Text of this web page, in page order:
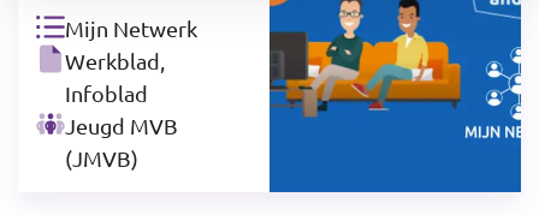
Mijn Netwerk
Werkblad,
Infoblad
Jeugd MVB
(JMVB)